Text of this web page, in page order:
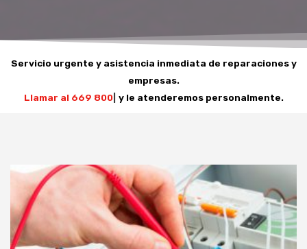
Servicio urgente y asistencia inmediata de reparaciones y
empresas.
Llamar al 669 800 100| y le atenderemos personalmente.